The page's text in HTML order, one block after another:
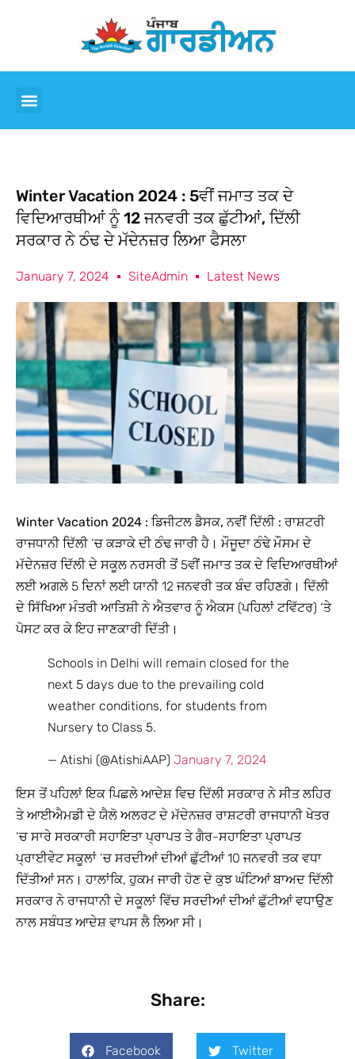
Winter Vacation 2024 : 5ਵੀਂ ਜਮਾਤ ਤਕ ਦੇ
ਵਿਦਿਆਰਥੀਆਂ ਨੂੰ 12 ਜਨਵਰੀ ਤਕ ਛੁੱਟੀਆਂ, ਦਿੱਲੀ
ਸਰਕਾਰ ਨੇ ਠੰਢ ਦੇ ਮੱਦੇਨਜ਼ਰ ਲਿਆ ਫੈਸਲਾ
January 7, 2024 SiteAdmin Latest News
Winter Vacation 2024 : ਡਿਜੀਟਲ ਡੈਸਕ, ਨਵੀਂ ਦਿੱਲੀ : ਰਾਸ਼ਟਰੀ
ਰਾਜਧਾਨੀ ਦਿੱਲੀ ‘ਚ ਕੜਾਕੇ ਦੀ ਠੰਢ ਜਾਰੀ ਹੈ। ਮੌਜੂਦਾ ਠੰਢੇ ਮੌਸਮ ਦੇ
ਮੱਦੇਨਜ਼ਰ ਦਿੱਲੀ ਦੇ ਸਕੂਲ ਨਰਸਰੀ ਤੋਂ 5ਵੀਂ ਜਮਾਤ ਤਕ ਦੇ ਵਿਦਿਆਰਥੀਆਂ
ਲਈ ਅਗਲੇ 5 ਦਿਨਾਂ ਲਈ ਯਾਨੀ 12 ਜਨਵਰੀ ਤਕ ਬੰਦ ਰਹਿਣਗੇ। ਦਿੱਲੀ
ਦੇ ਸਿੱਖਿਆ ਮੰਤਰੀ ਆਤਿਸ਼ੀ ਨੇ ਐਤਵਾਰ ਨੂੰ ਐਕਸ (ਪਹਿਲਾਂ ਟਵਿੱਟਰ) ‘ਤੇ
ਪੋਸਟ ਕਰ ਕੇ ਇਹ ਜਾਣਕਾਰੀ ਦਿੱਤੀ।
Schools in Delhi will remain closed for the
next 5 days due to the prevailing cold
weather conditions, for students from
Nursery to Class 5.
— Atishi (@AtishiAAP) January 7, 2024
ਇਸ ਤੋਂ ਪਹਿਲਾਂ ਇਕ ਪਿਛਲੇ ਆਦੇਸ਼ ਵਿਚ ਦਿੱਲੀ ਸਰਕਾਰ ਨੇ ਸੀਤ ਲਹਿਰ
ਤੇ ਆਈਐਮਡੀ ਦੇ ਯੈਲੋ ਅਲਰਟ ਦੇ ਮੱਦੇਨਜ਼ਰ ਰਾਸ਼ਟਰੀ ਰਾਜਧਾਨੀ ਖੇਤਰ
‘ਚ ਸਾਰੇ ਸਰਕਾਰੀ ਸਹਾਇਤਾ ਪ੍ਰਾਪਤ ਤੇ ਗੈਰ-ਸਹਾਇਤਾ ਪ੍ਰਾਪਤ
ਪ੍ਰਾਈਵੇਟ ਸਕੂਲਾਂ ‘ਚ ਸਰਦੀਆਂ ਦੀਆਂ ਛੁੱਟੀਆਂ 10 ਜਨਵਰੀ ਤਕ ਵਧਾ
ਦਿੱਤੀਆਂ ਸਨ। ਹਾਲਾਂਕਿ, ਹੁਕਮ ਜਾਰੀ ਹੋਣ ਦੇ ਕੁਝ ਘੰਟਿਆਂ ਬਾਅਦ ਦਿੱਲੀ
ਸਰਕਾਰ ਨੇ ਰਾਜਧਾਨੀ ਦੇ ਸਕੂਲਾਂ ਵਿੱਚ ਸਰਦੀਆਂ ਦੀਆਂ ਛੁੱਟੀਆਂ ਵਧਾਉਣ
ਨਾਲ ਸਬੰਧਤ ਆਦੇਸ਼ ਵਾਪਸ ਲੈ ਲਿਆ ਸੀ।
Share:
Facebook Twitter